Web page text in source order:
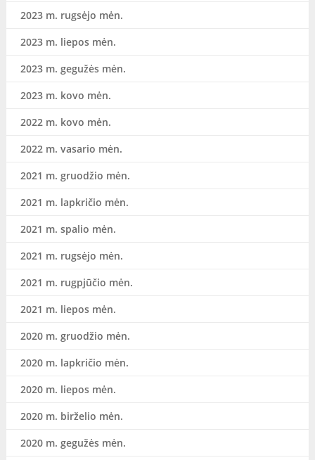
2023 m. rugsėjo mėn.
2023 m. liepos mėn.
2023 m. gegužės mėn.
2023 m. kovo mėn.
2022 m. kovo mėn.
2022 m. vasario mėn.
2021 m. gruodžio mėn.
2021 m. lapkričio mėn.
2021 m. spalio mėn.
2021 m. rugsėjo mėn.
2021 m. rugpjūčio mėn.
2021 m. liepos mėn.
2020 m. gruodžio mėn.
2020 m. lapkričio mėn.
2020 m. liepos mėn.
2020 m. birželio mėn.
2020 m. gegužės mėn.